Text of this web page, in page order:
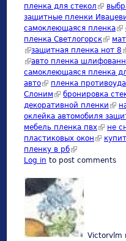
пленка для стекол (link is
защитные пленки
самоклеющаяся пленка
пленка Светлогорск(link
(link is external)
защитная пленка нот 8
(link is external)
авто пленка
самоклеющаяся пленка
авто(link is external)
пленка
Слоним (link is external)
бронировка
декоративной пленки
оклейка автомобиля
мебель пленка пвх(link is
не
пластиковых окон (link is
пленку в рб(link is external)
Log in to post comments
Victorvlm